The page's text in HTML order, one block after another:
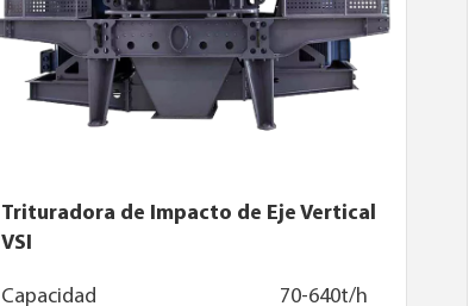
Trituradora de Impacto de Eje Vertical
VSI
Capacidad
70-640t/h